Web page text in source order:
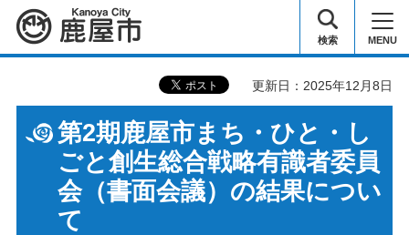
鹿屋市 検索 MENU
更新日：2025年12月8日
第2期鹿屋市まち・ひと・し
ごと創生総合戦略有識者委員
会（書面会議）の結果につい
て